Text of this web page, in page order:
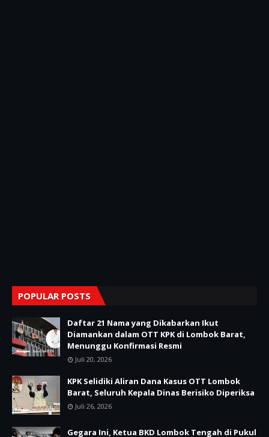
POPULAR POSTS
Daftar 21 Nama yang Dikabarkan Ikut
Diamankan dalam OTT KPK di Lombok Barat,
Menunggu Konfirmasi Resmi
Juli 20, 2026
KPK Selidiki Aliran Dana Kasus OTT Lombok
Barat, Seluruh Kepala Dinas Berisiko Diperiksa
Juli 26, 2026
Gegara Ini, Ketua BKD Lombok Tengah di Pukul